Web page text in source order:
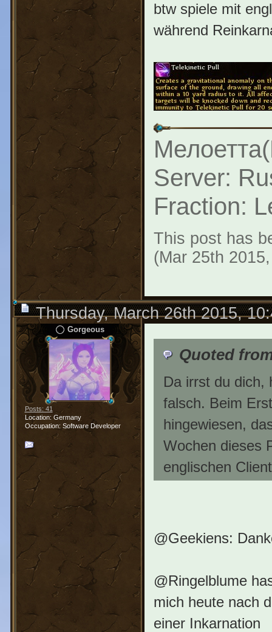
btw spiele mit
während
Server:
Fraction:
This post has
(Mar 25th
Thursday, March 26th 2015,
Gorgeous
Posts: 41
Location: Germany
Occupation: Software Developer
Quoted
Da irrst du dich,
falsch. Beim
hingewiesen,
Wochen dieses
englischen
@Geekiens:
@Ringelblume
mich heute nach
einer Inkarnation